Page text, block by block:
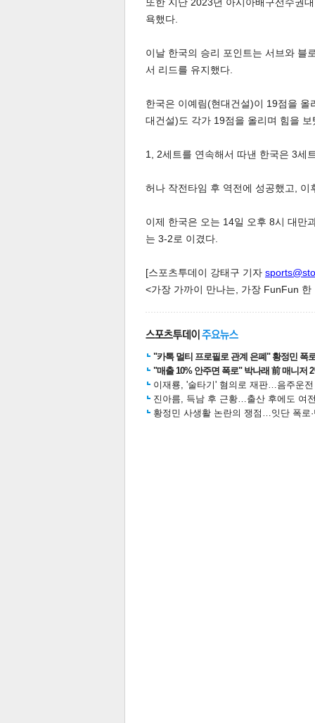
욕했다.
이날 한국의 승리 포인트는 서브와 블
서 리드를 유지했다.
한국은 이예림(현대건설)이 19점을
대건설)도 각가 19점을 올리며 힘을 보
1, 2세트를 연속해서 따낸 한국은 3세
허나 작전타임 후 역전에 성공했고,
이제 한국은 오는 14일 오후 8시 대만
는 3-2로 이겼다.
[스포츠투데이 강태구 기자
<가장 가까이 만나는, 가장 FunFun
"카톡 멀티 프로필로 관계 은폐" 황정민 폭
"매출 10% 안주면 폭로" 박나래 前 매니저
이재룡, '술타기' 혐의로 재판…음주운
진아름, 득남 후 근황…출산 후에도 여
황정민 사생활 논란의 쟁점…잇단 폭로